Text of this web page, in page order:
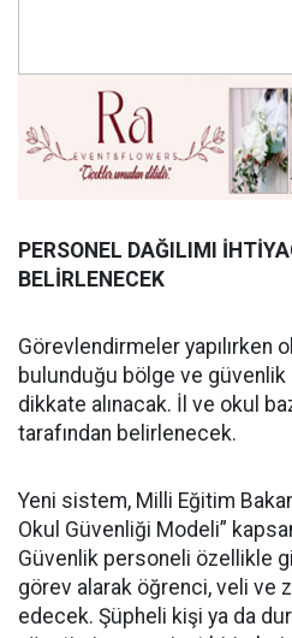
PERSONEL DAĞILIMI
BELİRLENECEK
Görevlendirmeler yapılırken
bulunduğu bölge ve güvenlik
dikkate alınacak. İl ve okul
tarafından belirlenecek.
Yeni sistem, Milli Eğitim
Okul Güvenliği Modeli”
Güvenlik personeli özellikle
görev alarak öğrenci, veli ve
edecek. Şüpheli kişi ya da